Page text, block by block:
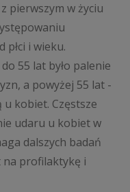
pierwszym w życiu
płci i wieku.
55 lat było palenie
a powyżej 55 lat -
kobiet. Częstsze
udaru u kobiet w
dalszych badań
na profilaktykę i